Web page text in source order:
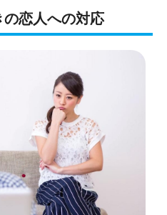
恋人への対応